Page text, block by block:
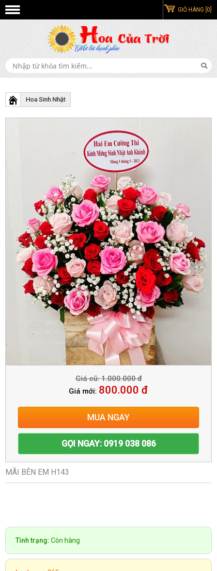
GIỎ HÀNG [0]
Hoa Sinh Nhật
Giá cũ: 1.000.000 đ
Giá mới: 800.000 đ
MUA NGAY
GỌI NGAY: 0919 038 086
MÃI BÊN EM H143
Tình trạng: Còn hàng